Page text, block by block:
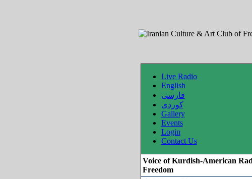
Live Radio
English
فارسی
کوردی
Gallery
Events
Login
Contact Us
Voice of Kurdish-American
Freedom